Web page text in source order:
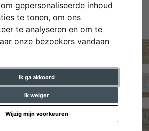
gepersonaliseerde inhoud
te tonen, om ons
te analyseren en om te
onze bezoekers vandaan
Ik ga akkoord
Ik weiger
Wijzig mijn voorkeuren